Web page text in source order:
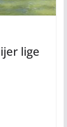
lige